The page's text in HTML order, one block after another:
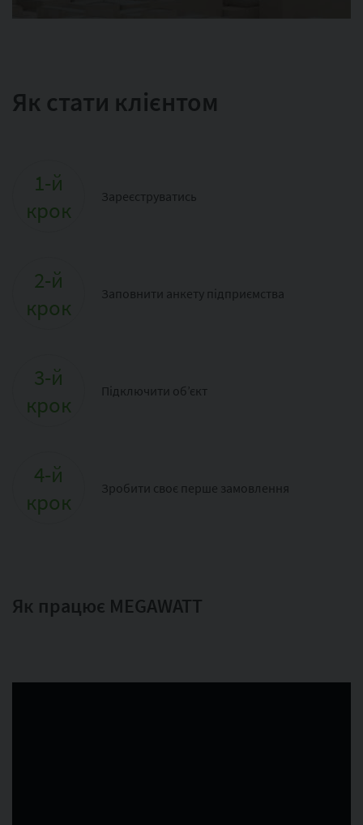
Як стати клієнтом
1-й
крок
Зареєструватись
2-й
крок
Заповнити анкету підприємства
3-й
крок
Підключити об’єкт
4-й
крок
Зробити своє перше замовлення
Як працює MEGAWATT